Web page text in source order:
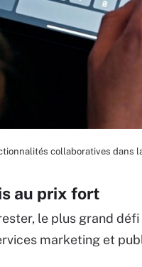
collaboratives dans
au prix fort
le plus grand défi
marketing et